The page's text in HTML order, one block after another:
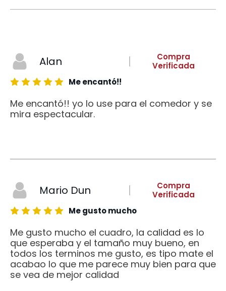
Alan
Compra
Verificada
Me encantó!!
Me encantó!! yo lo use para el comedor y se
mira espectacular.
Mario Dun
Compra
Verificada
Me gusto mucho
Me gusto mucho el cuadro, la calidad es lo
que esperaba y el tamaño muy bueno, en
todos los terminos me gusto, es tipo mate el
acabao lo que me parece muy bien para que
se vea de mejor calidad